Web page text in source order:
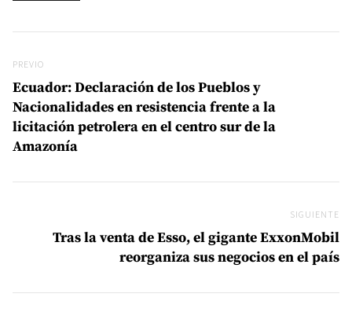
Previo
PREVIO
Ecuador: Declaración de los Pueblos y
Nacionalidades en resistencia frente a la
licitación petrolera en el centro sur de la
Amazonía
SIGUIENTE
Tras la venta de Esso, el gigante ExxonMobil
reorganiza sus negocios en el país